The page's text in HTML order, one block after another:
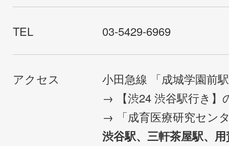
TEL 03-5429-6969
アクセス
小田急線 「成城学園前
→ 【渋24 渋谷駅行き】
→ 「成育医療研究セン
渋谷駅、三軒茶屋駅、